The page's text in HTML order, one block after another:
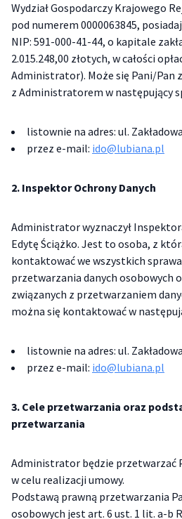
Wydział Gospodarczy Krajowego
pod numerem 0000063845,
NIP: 591-000-41-44, o kapitale
2.015.248,00 złotych, w całości
Administrator). Może się Pani/Pan
z Administratorem w następujący
listownie na adres: ul.
przez e-mail: ido@lubiana.pl
2. Inspektor Ochrony Danych
Administrator wyznaczył
Edytę Ściążko. Jest to osoba, z
kontaktować we wszystkich
przetwarzania danych osobowych
związanych z przetwarzaniem
można się kontaktować w
listownie na adres: ul.
przez e-mail: ido@lubiana.pl
3. Cele przetwarzania oraz
przetwarzania
Administrator będzie przetwarzać
w celu realizacji umowy.
Podstawą prawną przetwarzania
osobowych jest art. 6 ust. 1 lit. a-b